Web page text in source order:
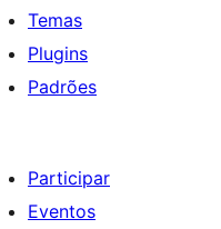
Temas
Plugins
Padrões
Participar
Eventos